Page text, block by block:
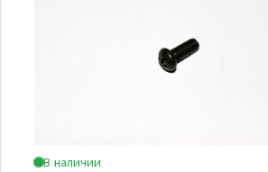
В наличии